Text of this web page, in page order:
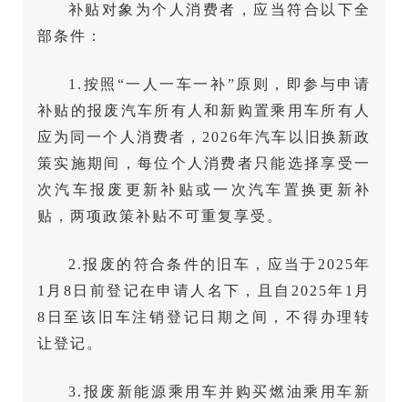
补贴对象为个人消费者，应当符合以下全
部条件：
1.按照“一人一车一补”原则，即参与申请
补贴的报废汽车所有人和新购置乘用车所有人
应为同一个人消费者，2026年汽车以旧换新政
策实施期间，每位个人消费者只能选择享受一
次汽车报废更新补贴或一次汽车置换更新补
贴，两项政策补贴不可重复享受。
2.报废的符合条件的旧车，应当于2025年
1月8日前登记在申请人名下，且自2025年1月
8日至该旧车注销登记日期之间，不得办理转
让登记。
3.报废新能源乘用车并购买燃油乘用车新